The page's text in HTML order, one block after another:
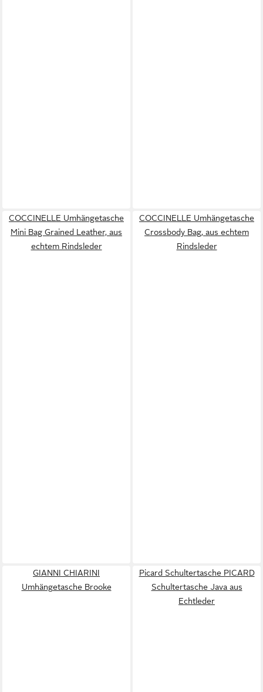
COCCINELLE Umhängetasche
Mini Bag Grained Leather, aus
echtem Rindsleder
COCCINELLE Umhängetasche
Crossbody Bag, aus echtem
Rindsleder
GIANNI CHIARINI
Umhängetasche Brooke
Picard Schultertasche PICARD
Schultertasche Java aus
Echtleder